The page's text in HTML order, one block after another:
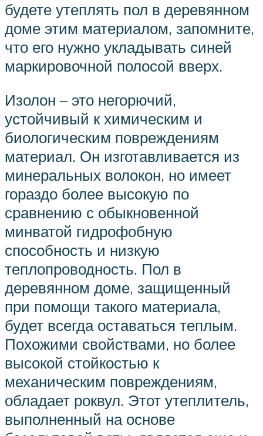
будете утеплять пол в деревянном
доме этим материалом, запомните,
что его нужно укладывать синей
маркировочной полосой вверх.
Изолон – это негорючий,
устойчивый к химическим и
биологическим повреждениям
материал. Он изготавливается из
минеральных волокон, но имеет
гораздо более высокую по
сравнению с обыкновенной
минватой гидрофобную
способность и низкую
теплопроводность. Пол в
деревянном доме, защищенный
при помощи такого материала,
будет всегда оставаться теплым.
Похожими свойствами, но более
высокой стойкостью к
механическим повреждениям,
обладает роквул. Этот утеплитель,
выполненный на основе